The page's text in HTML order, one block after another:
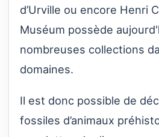
d’Urville ou encore Henri
Muséum possède
nombreuses collections
domaines.
Il est donc possible de
fossiles d’animaux